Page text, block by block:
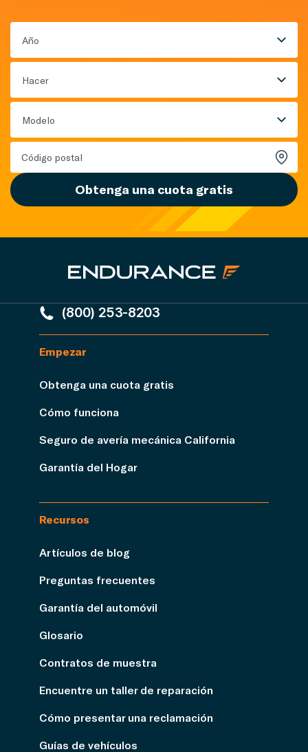
Año
Hacer
Modelo
Obtenga una cuota gratis
(800) 253-8203
Empezar
Obtenga una cuota gratis
Cómo funciona
Seguro de avería mecánica California
Garantía del Hogar
Recursos
Artículos de blog
Preguntas frecuentes
Garantía del automóvil
Glosario
Contratos de muestra
Encuentre un taller de reparación
Cómo presentar una reclamación
Guías de vehículos